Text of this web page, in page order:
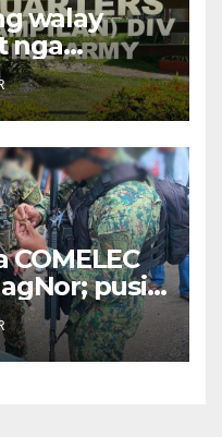
walay
nga
pusil